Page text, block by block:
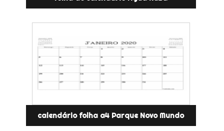
calendário folha a4 Parque Novo Mundo